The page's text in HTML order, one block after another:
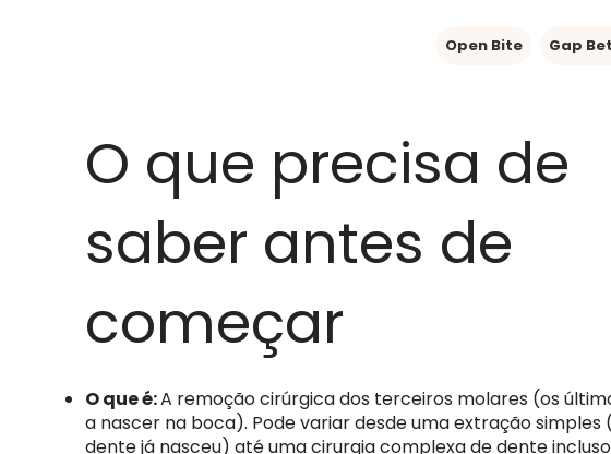
Open Bite Gap
O que precisa de
saber antes de
começar
O que é:A remoção cirúrgica dos terceiros molares (os
a nascer na boca). Pode variar desde uma extração simples
dente já nasceu) até uma cirurgia complexa de dente